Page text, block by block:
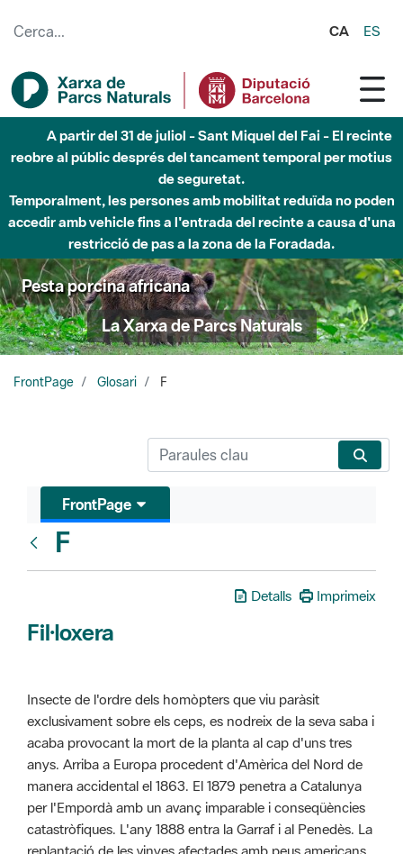
CA ES
A partir del 31 de juliol - Sant Miquel del Fai - El recinte
reobre al públic després del tancament temporal per motius
de seguretat.
Temporalment, les persones amb mobilitat reduïda no poden
accedir amb vehicle fins a l'entrada del recinte a causa d'una
restricció de pas a la zona de la Foradada.
Pesta porcina africana
La Xarxa de Parcs Naturals
FrontPage Glosari F
FrontPage
F
Detalls Imprimeix
Fil·loxera
Insecte de l'ordre dels homòpters que viu paràsit
exclusivament sobre els ceps, es nodreix de la seva saba i
acaba provocant la mort de la planta al cap d'uns tres
anys. Arriba a Europa procedent d'Amèrica del Nord de
manera accidental el 1863. El 1879 penetra a Catalunya
per l'Empordà amb un avanç imparable i conseqüències
catastròfiques. L'any 1888 entra la Garraf i al Penedès. La